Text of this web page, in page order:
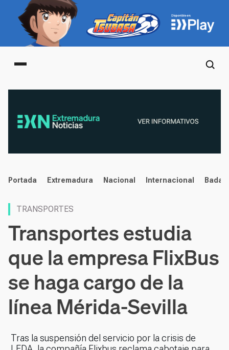
Main menu
noticias
Portada Extremadura Nacional Internacional
TRANSPORTES
Transportes estudia
que la empresa FlixBus
se haga cargo de la
línea Mérida-Sevilla
Tras la suspensión del servicio por la crisis de